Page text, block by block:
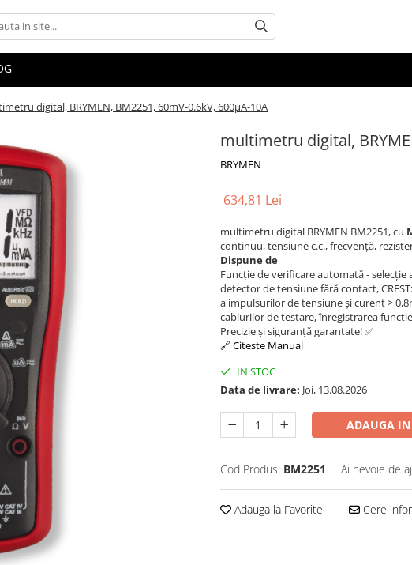
digital, BRYMEN, BM2251, 60mV-0.6kV, 600µA-10A
multimetru digital,
BRYMEN
634,81 Lei
multimetru digital BRYMEN BM2251, cu
continuu, tensiune c.c., frecvență,
Dispune de
Funcție de verificare automată - selecție
detector de tensiune fără contact,
a impulsurilor de tensiune și curent >
cablurilor de testare, înregistrarea
Precizie și siguranță garantate! ✅
🔗 Citeste Manual
IN STOC
Data de livrare: Joi, 13.08.2026
ADAUGA IN
Cod Produs: BM2251 Ai nevoie de
Adauga la Favorite Cere